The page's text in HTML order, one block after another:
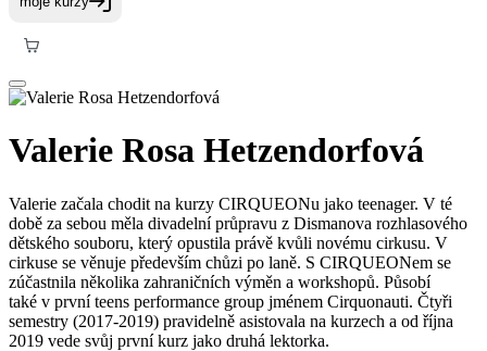
Valerie Rosa Hetzendorfová
Valerie začala chodit na kurzy CIRQUEONu jako teenager. V té
době za sebou měla divadelní průpravu z Dismanova rozhlasového
dětského souboru, který opustila právě kvůli novému cirkusu. V
cirkuse se věnuje především chůzi po laně. S CIRQUEONem se
zúčastnila několika zahraničních výměn a workshopů. Působí
také v první teens performance group jménem Cirquonauti. Čtyři
semestry (2017-2019) pravidelně asistovala na kurzech a od října
2019 vede svůj první kurz jako druhá lektorka.